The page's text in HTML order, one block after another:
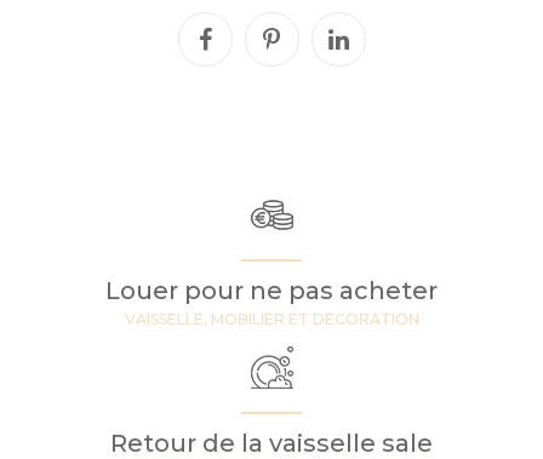
Louer pour ne pas acheter
VAISSELLE, MOBILIER ET DECORATION
Retour de la vaisselle sale